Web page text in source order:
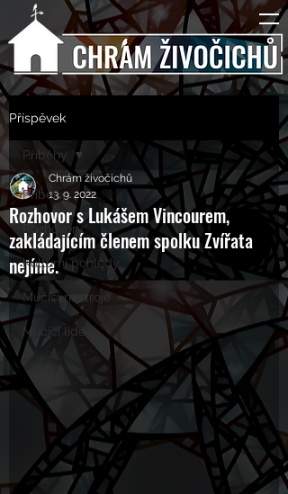
Příspěvek
Příběhy
Rozhovory
Kulturní pohledy
Mučící nástroje
Mučící lidé
Příběhy
Rozhovor s Lukášem Vincourem,
zakládajícím členem spolku Zvířata
nejíme.
Chrám živočichů
13. 9. 2022